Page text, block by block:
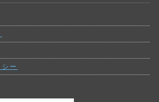
ー